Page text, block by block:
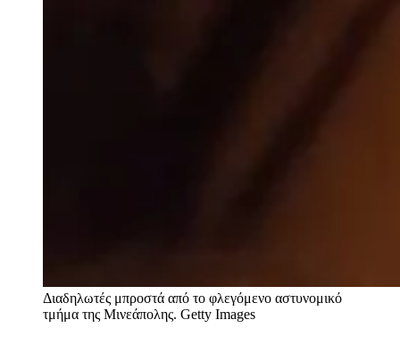
Διαδηλωτές μπροστά από το φλεγόμενο αστυνομικό
τμήμα της Μινεάπολης. Getty Images